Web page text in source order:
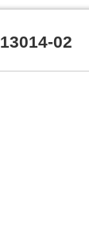
13014-02